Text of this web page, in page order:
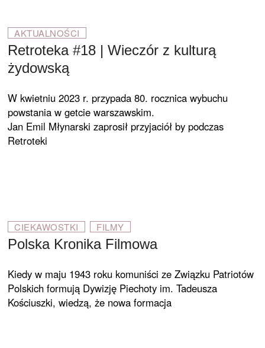
AKTUALNOŚCI
Retroteka #18 | Wieczór z kulturą
żydowską
W kwietniu 2023 r. przypada 80. rocznica wybuchu
powstania w getcie warszawskim.
Jan Emil Młynarski zaprosił przyjaciół by podczas
Retroteki
CIEKAWOSTKI FILMY
Polska Kronika Filmowa
Kiedy w maju 1943 roku komuniści ze Związku Patriotów
Polskich formują Dywizję Piechoty im. Tadeusza
Kościuszki, wiedzą, że nowa formacja